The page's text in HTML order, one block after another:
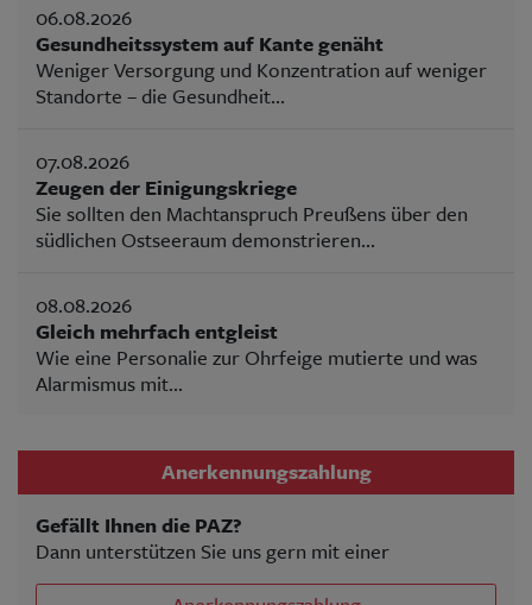
06.08.2026
Gesundheitssystem auf Kante genäht
Weniger Versorgung und Konzentration auf weniger
Standorte – die Gesundheit...
07.08.2026
Zeugen der Einigungskriege
Sie sollten den Machtanspruch Preußens über den
südlichen Ostseeraum demonstrieren...
08.08.2026
Gleich mehrfach entgleist
Wie eine Personalie zur Ohrfeige mutierte und was
Alarmismus mit...
Anerkennungszahlung
Gefällt Ihnen die PAZ?
Dann unterstützen Sie uns gern mit einer